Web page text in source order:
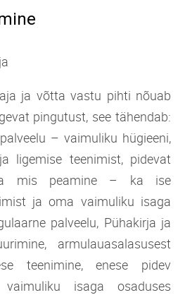
ja võtta vastu pihti nõuab
pingutust, see tähendab:
– vaimuliku hügieeni,
ligemise teenimist, pidevat
ja mis peamine – ka ise
ja oma vaimuliku isaga
palveelu, Pühakirja ja
armulauasalasusest
teenimine, enese pidev
isaga osaduses